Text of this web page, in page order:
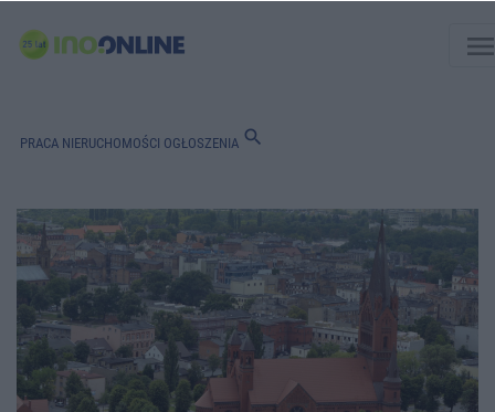
PRACA NIERUCHOMOŚCI OGŁOSZENIA search